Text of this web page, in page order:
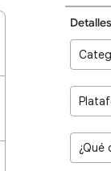
Detalles
¿Qué